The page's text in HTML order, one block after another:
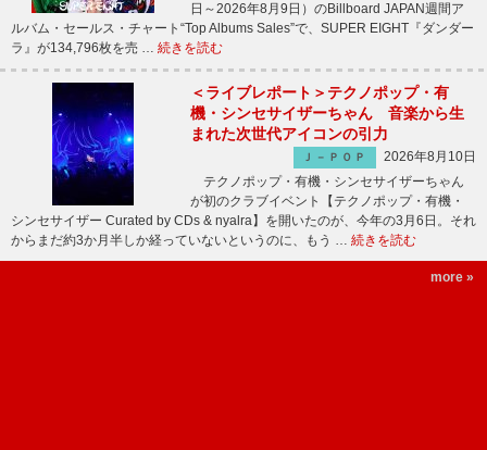
日～2026年8月9日）のBillboard JAPAN週間ア
ルバム・セールス・チャート“Top Albums Sales”で、SUPER EIGHT『ダンダー
ラ』が134,796枚を売 … 続きを読む
＜ライブレポート＞テクノポップ・有
機・シンセサイザーちゃん 音楽から生
まれた次世代アイコンの引力
Ｊ－ＰＯＰ
2026年8月10日
テクノポップ・有機・シンセサイザーちゃん
が初のクラブイベント【テクノポップ・有機・
シンセサイザー Curated by CDs & nyalra】を開いたのが、今年の3月6日。それ
からまだ約3か月半しか経っていないというのに、もう … 続きを読む
more »